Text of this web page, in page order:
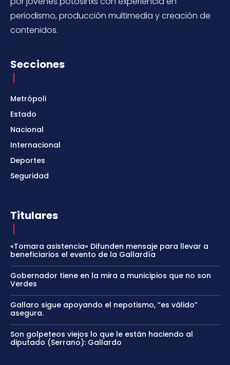
periodismo, producción multimedia y creación de
contenidos.
Secciones
Metrópoli
Estado
Nacional
Internacional
Deportes
Seguridad
Titulares
«Tomara asistencia» Difunden mensaje para llevar a
beneficiarios el evento de la Gallardía
Gobernador tiene en la mira a municipios que no son
Verdes
Gallaro sigue apoyando el nepotismo, “es válido”
asegura.
Son golpeteos viejos lo que le están haciendo al
diputado (Serrano): Gallardo